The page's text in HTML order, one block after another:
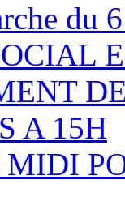
du
A 15H
MIDI